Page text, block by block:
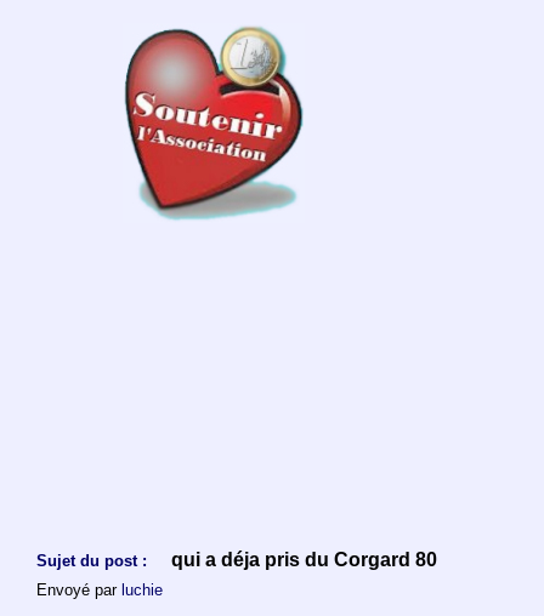
Sujet du post : qui a déja pris du Corgard 80
Envoyé par luchie